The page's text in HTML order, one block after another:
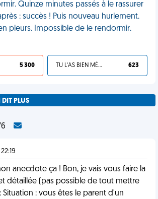
Quinze minutes passés à le rassurer
: succès ! Puis nouveau hurlement.
pleurs. Impossible de le rendormir.
5 300 TU L'AS BIEN MÉRITÉ 623
PLUS
anecdote ça ! Bon, je vais vous faire la
détaillée (pas possible de tout mettre
Situation : vous êtes le parent d'un